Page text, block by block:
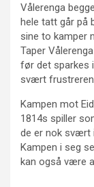
Vålerenga
hele tatt går på
sine to kamper
Taper
før det sparkes
svært
Kampen mot
1814s spiller
de er nok svært
Kampen i seg
kan også være